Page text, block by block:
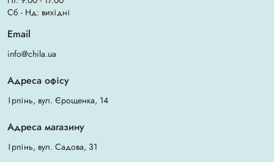
Сб - Нд: вихідні
Email
info@chila.ua
Адреса офісу
Ірпінь, вул. Єрощенка, 14
Адреса магазину
Ірпінь, вул. Садова, 31